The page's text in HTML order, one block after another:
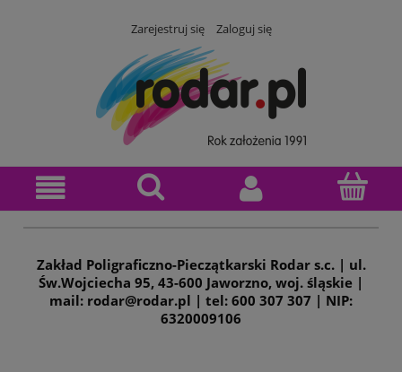
Zarejestruj się Zaloguj się
Zakład Poligraficzno-Pieczątkarski Rodar s.c. | ul.
Św.Wojciecha 95, 43-600 Jaworzno, woj. śląskie |
mail: rodar@rodar.pl | tel: 600 307 307 | NIP:
6320009106